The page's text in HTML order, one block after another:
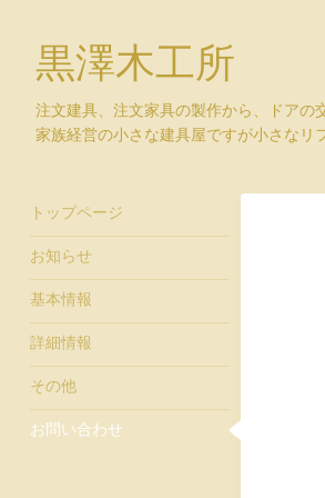
黒澤木工所
注文建具、注文家具の製作から、ドアの
家族経営の小さな建具屋ですが小さなリ
トップページ
お知らせ
基本情報
詳細情報
その他
お問い合わせ